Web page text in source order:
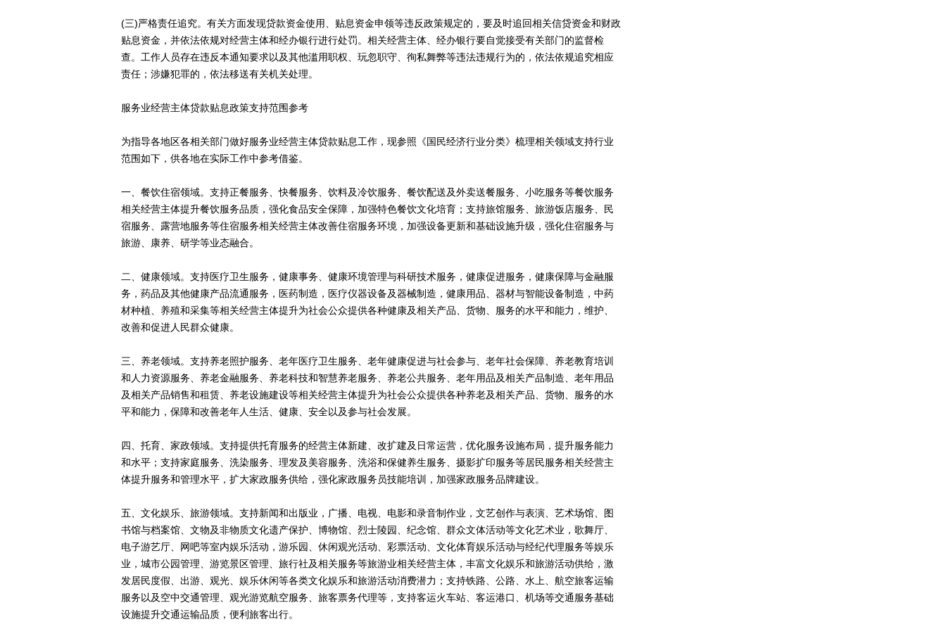
(三)严格责任追究。有关方面发现贷款资金使用、贴息资金申领等违反政策规定的，要及时追回相关信贷资金和财政
贴息资金，并依法依规对经营主体和经办银行进行处罚。相关经营主体、经办银行要自觉接受有关部门的监督检
查。工作人员存在违反本通知要求以及其他滥用职权、玩忽职守、徇私舞弊等违法违规行为的，依法依规追究相应
责任；涉嫌犯罪的，依法移送有关机关处理。
服务业经营主体贷款贴息政策支持范围参考
为指导各地区各相关部门做好服务业经营主体贷款贴息工作，现参照《国民经济行业分类》梳理相关领域支持行业
范围如下，供各地在实际工作中参考借鉴。
一、餐饮住宿领域。支持正餐服务、快餐服务、饮料及冷饮服务、餐饮配送及外卖送餐服务、小吃服务等餐饮服务
相关经营主体提升餐饮服务品质，强化食品安全保障，加强特色餐饮文化培育；支持旅馆服务、旅游饭店服务、民
宿服务、露营地服务等住宿服务相关经营主体改善住宿服务环境，加强设备更新和基础设施升级，强化住宿服务与
旅游、康养、研学等业态融合。
二、健康领域。支持医疗卫生服务，健康事务、健康环境管理与科研技术服务，健康促进服务，健康保障与金融服
务，药品及其他健康产品流通服务，医药制造，医疗仪器设备及器械制造，健康用品、器材与智能设备制造，中药
材种植、养殖和采集等相关经营主体提升为社会公众提供各种健康及相关产品、货物、服务的水平和能力，维护、
改善和促进人民群众健康。
三、养老领域。支持养老照护服务、老年医疗卫生服务、老年健康促进与社会参与、老年社会保障、养老教育培训
和人力资源服务、养老金融服务、养老科技和智慧养老服务、养老公共服务、老年用品及相关产品制造、老年用品
及相关产品销售和租赁、养老设施建设等相关经营主体提升为社会公众提供各种养老及相关产品、货物、服务的水
平和能力，保障和改善老年人生活、健康、安全以及参与社会发展。
四、托育、家政领域。支持提供托育服务的经营主体新建、改扩建及日常运营，优化服务设施布局，提升服务能力
和水平；支持家庭服务、洗染服务、理发及美容服务、洗浴和保健养生服务、摄影扩印服务等居民服务相关经营主
体提升服务和管理水平，扩大家政服务供给，强化家政服务员技能培训，加强家政服务品牌建设。
五、文化娱乐、旅游领域。支持新闻和出版业，广播、电视、电影和录音制作业，文艺创作与表演、艺术场馆、图
书馆与档案馆、文物及非物质文化遗产保护、博物馆、烈士陵园、纪念馆、群众文体活动等文化艺术业，歌舞厅、
电子游艺厅、网吧等室内娱乐活动，游乐园、休闲观光活动、彩票活动、文化体育娱乐活动与经纪代理服务等娱乐
业，城市公园管理、游览景区管理、旅行社及相关服务等旅游业相关经营主体，丰富文化娱乐和旅游活动供给，激
发居民度假、出游、观光、娱乐休闲等各类文化娱乐和旅游活动消费潜力；支持铁路、公路、水上、航空旅客运输
服务以及空中交通管理、观光游览航空服务、旅客票务代理等，支持客运火车站、客运港口、机场等交通服务基础
设施提升交通运输品质，便利旅客出行。